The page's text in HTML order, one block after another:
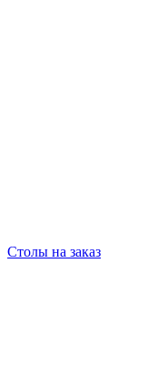
Столы на заказ